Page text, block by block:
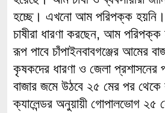
হচ্ছে। এখনো আম পরিপক্ক হয়নি।
চাষীরা ধারণা করছেন, আম
রূপ পাবে চাঁপাইনবাবগঞ্জের আমের
কৃষকদের ধারণা ও জেলা প্রশাসনের
বাজার জমে উঠবে ২৫ মের পর থেকে
ক্যালেন্ডর অনুয়ায়ী গোপালভোগ ২৫